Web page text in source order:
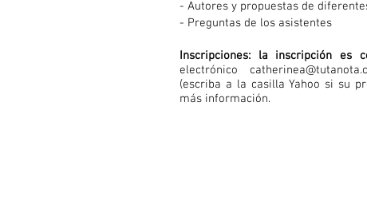
- Autores y propuestas de
- Preguntas de los asistentes
Inscripciones: la inscripción es
electrónico
(escriba a la casilla Yahoo si su
más información.